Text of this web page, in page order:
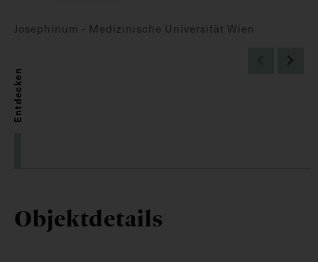
Josephinum - Medizinische Universität Wien
Entdecken
Objektdetails